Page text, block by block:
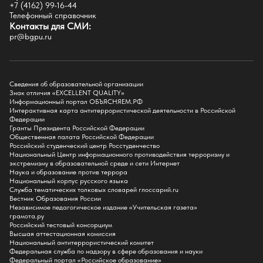
Историко-филологический факультет
Факультет иностранных языков
Факультет педагогики и психологии
Факультет физической культуры и спорта
Подготовительное отделение для иностранных граждан
Поступление
Приемная комиссия
Поступай в БГПУ
Специальности и направления
Списки поступающих
Приказы о зачислении
Полезные материалы
Общежитие
Информация о целевом обучении
Обркредит в СПО
Бакалавриат
Магистратура
Аспирантура
СПО
Правила приема на Бакалавриат
Правила приема на Магистратуру
Правила приема на СПО
+7 (4162) 99-16-44
Телефонный справочник
Контакты для СМИ:
pr@bgpu.ru
Сведения об образовательной организации
Знак отличия «EXCELLENT QUALITY»
Информационный портал ОБЪЯСНЯЕМ.РФ
Интерактивная карта антитеррористической деятельности в Российской
Федерации
Гранты Президента Российской Федерации
Общественная палата Российской Федерации
Российский студенческий центр Росстуденчество
Национальный Центр информационного противодействия терроризму и
экстремизму в образовательной среде и сети Интернет
Наука и образование против террора
Национальный корпус русского языка
Служба тематических толковых словарей глоссарий.ru
Вестник Образования России
Независимое педагогическое издание «Учительская газета»
грамота.ру
Российский тестовый консорциум
Высшая аттестационная комиссия
Национальный антитеррористический комитет
Федеральная служба по надзору в сфере образования и науки
Федеральный портал «Российское образование»